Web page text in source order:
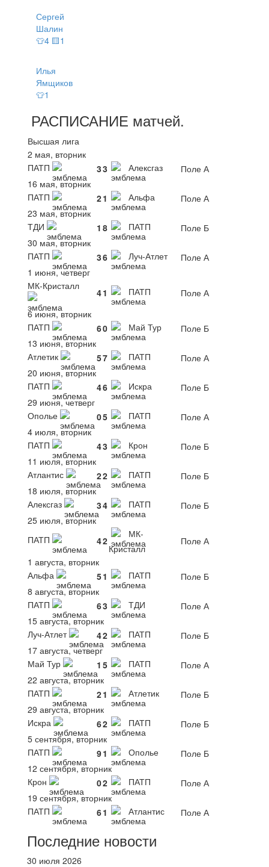
Сергей
Шалин
👕4 🟨1
Илья
Ямщиков
👕1
РАСПИСАНИЕ матчей.
Высшая лига
2 мая, вторник
ПАТП
33 Алексгаз
Поле А
16 мая, вторник
ПАТП
21 Альфа
Поле А
23 мая, вторник
ТДИ
1 8 ПАТП
Поле Б
30 мая, вторник
ПАТП
36 Луч-Атлет
Поле А
1 июня, четверг
МК-Кристалл
41 ПАТП
Поле А
6 июня, вторник
ПАТП
60 Май Тур
Поле Б
13 июня, вторник
Атлетик
57 ПАТП
Поле А
20 июня, вторник
ПАТП
46 Искра
Поле Б
29 июня, четверг
Ополье
05 ПАТП
Поле А
4 июля, вторник
ПАТП
43 Крон
Поле Б
11 июля, вторник
Атлантис
22 ПАТП
Поле Б
18 июля, вторник
Алексгаз
34 ПАТП
Поле Б
25 июля, вторник
ПАТП
42
МК-
Кристалл
Поле А
1 августа, вторник
Альфа
51 ПАТП
Поле Б
8 августа, вторник
ПАТП
63 ТДИ
Поле А
15 августа, вторник
Луч-Атлет
42 ПАТП
Поле Б
17 августа, четверг
Май Тур
1 5 ПАТП
Поле А
22 августа, вторник
ПАТП
21 Атлетик
Поле Б
29 августа, вторник
Искра
62 ПАТП
Поле Б
5 сентября, вторник
ПАТП
91 Ополье
Поле Б
12 сентября, вторник
Крон
02 ПАТП
Поле А
19 сентября, вторник
ПАТП
61 Атлантис Поле А
Последние новости
30 июля 2026